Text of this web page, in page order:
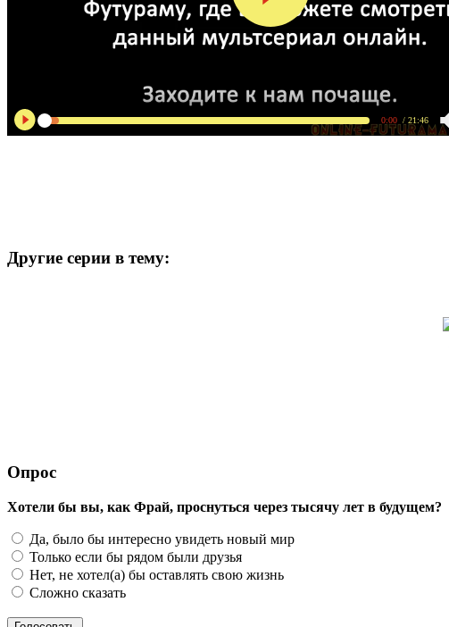
0:00 / 21:46
Другие серии в тему:
Опрос
Хотели бы вы, как Фрай, проснуться через тысячу лет в будущем?
Да, было бы интересно увидеть новый мир
Только если бы рядом были друзья
Нет, не хотел(а) бы оставлять свою жизнь
Сложно сказать